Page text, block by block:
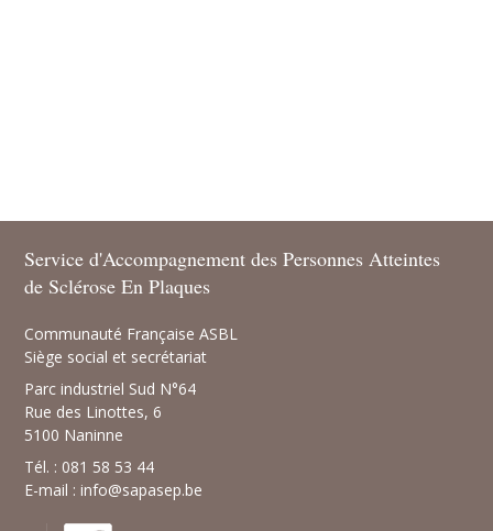
Service d'Accompagnement des Personnes Atteintes
de Sclérose En Plaques
Communauté Française ASBL
Siège social et secrétariat
Parc industriel Sud N°64
Rue des Linottes, 6
5100 Naninne
Tél. : 081 58 53 44
E-mail :info@sapasep.be